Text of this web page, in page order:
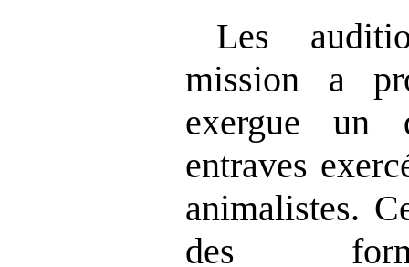
Les
mission a
exergue un
entraves
animalistes.
des